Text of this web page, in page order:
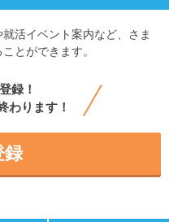
活イベント案内など、さま
とができます。
録！
わります！
録